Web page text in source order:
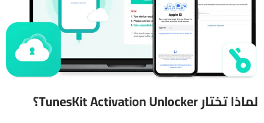
لماذا تختار TunesKit Activation Unlocker؟